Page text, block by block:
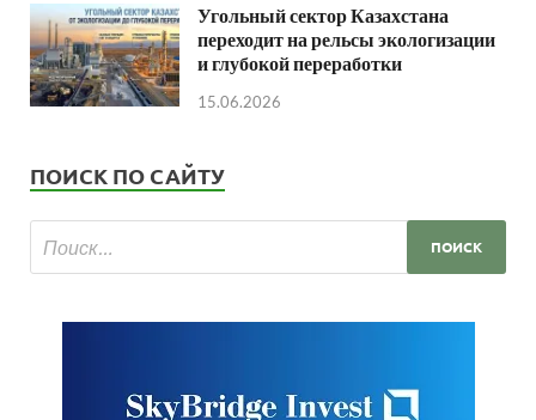
Угольный сектор Казахстана
переходит на рельсы экологизации
и глубокой переработки
15.06.2026
ПОИСК ПО САЙТУ